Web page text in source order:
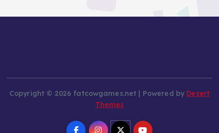
Themes